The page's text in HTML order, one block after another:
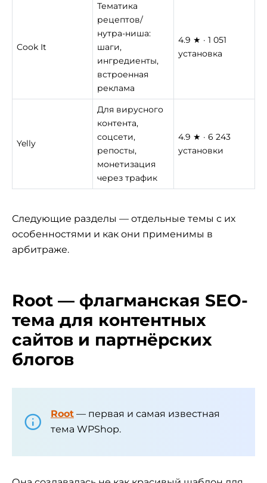
Cook It
Тематика
рецептов/
нутра-ниша:
шаги,
ингредиенты,
встроенная
реклама
4.9 ★ · 1 051
установка
Yelly
Для вирусного
контента,
соцсети,
репосты,
монетизация
через трафик
4.9 ★ · 6 243
установки
Следующие разделы — отдельные темы с их
особенностями и как они применимы в
арбитраже.
Root — флагманская SEO-
тема для контентных
сайтов и партнёрских
блогов
Root — первая и самая известная
тема WPShop.